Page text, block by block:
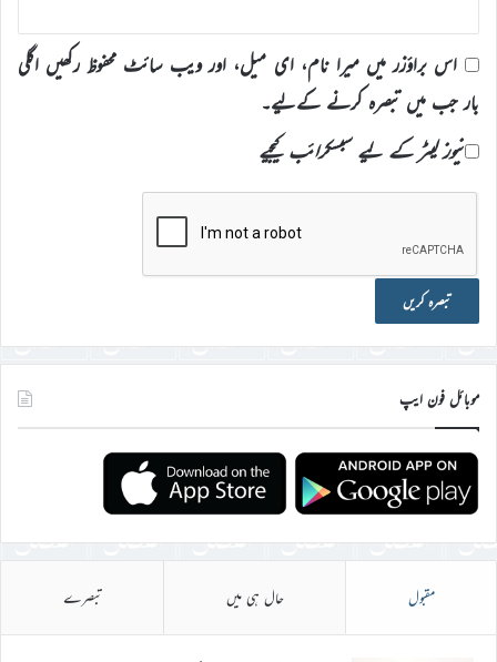
اس براؤزر میں میرا نام، ای میل، اور ویب سائٹ محفوظ رکھیں اگلی
بار جب میں تبصرہ کرنے کےلیے۔
نیوز لیٹر کے لیے سبسکرائب کیجیے
موبائل فون ایپ
مقبول حال ہی میں تبصرے